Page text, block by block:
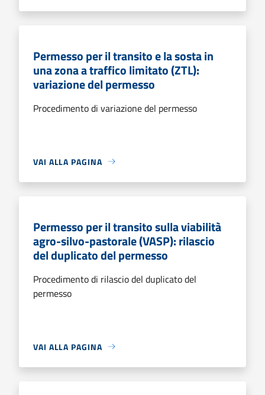
Permesso per il transito e la sosta in
una zona a traffico limitato (ZTL):
variazione del permesso
Procedimento di variazione del permesso
VAI ALLA PAGINA
Permesso per il transito sulla viabilità
agro-silvo-pastorale (VASP): rilascio
del duplicato del permesso
Procedimento di rilascio del duplicato del
permesso
VAI ALLA PAGINA